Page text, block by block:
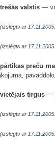
trešās valstis —
(izslēgts ar 17.11.2005
(izslēgts ar 17.11.2005
pārtikas preču
vietējais tirgus —
(izslēgts ar 17.11.2005
(izslēgts ar 17.11.2005